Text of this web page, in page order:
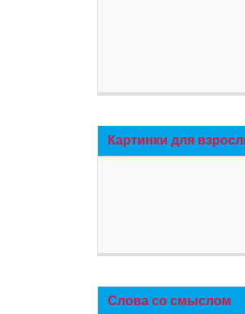
Картинки для
Слова со смыслом